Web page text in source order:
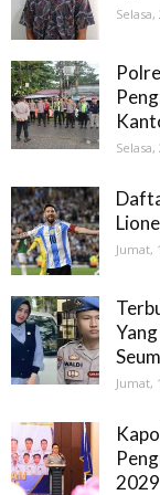
Selasa,
Selasa,
Jumat,
Jumat,
2029